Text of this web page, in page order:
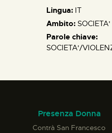
Lingua: IT
Ambito: SOCIETA'
Parole chiave:
SOCIETA'/
Presenza Donna
Contrà San Francesco